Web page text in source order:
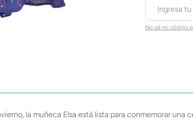
No sé mi código
la muñeca Elsa está lista para conmemorar una